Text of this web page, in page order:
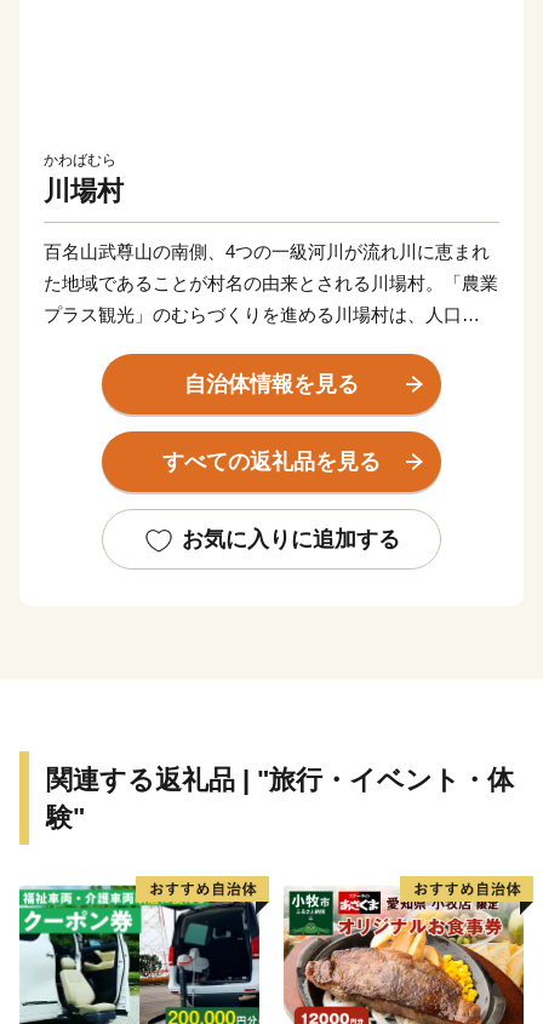
かわばむら
川場村
百名山武尊山の南側、4つの一級河川が流れ川に恵まれ
た地域であることが村名の由来とされる川場村。「農業
プラス観光」のむらづくりを進める川場村は、人口
れます。村の平均気温は11度。夏は涼しく、冬はウィン
タースポーツも楽しめます。武尊山の雪解け水の恩恵を
受けて作られるお米、野菜、果物、畜産物は絶品。川場
村の自然の恵みを守り続けていくための、皆様のあたた
*********************寄付の前にご一読ください
※寄附完了後のキャンセルや申込み内容の変更は出来ま
せん。入力内容に間違いないかご確認ください。
礼品配送等を委託する場合があります。
返礼品及び個人情報の取扱いは以下の通りです。
■返礼品と寄付金受領証明書
返礼品と寄附金受領証明書は別便で送付します。
寄附金受領証明書の発送は、入金確認から2か月ほどお
自治体情報を見る
すべての返礼品を見る
お気に入りに追加する
関連する返礼品 | "旅行・イベント・体
験"